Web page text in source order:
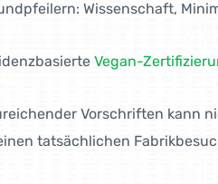
Wissenschaft,
Vegan-
Vorschriften kann
tatsächlichen